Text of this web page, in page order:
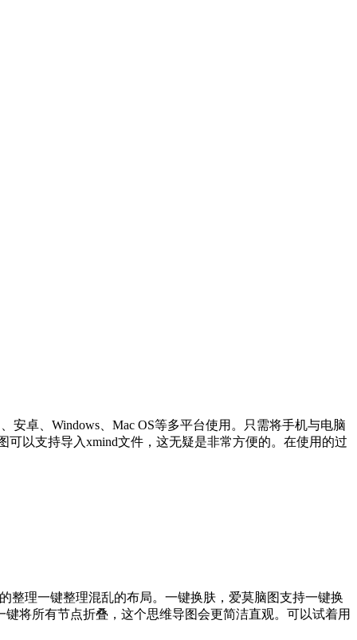
卓、Windows、Mac OS等多平台使用。只需将手机与电脑
以支持导入xmind文件，这无疑是非常方便的。在使用的过
整理一键整理混乱的布局。一键换肤，爱莫脑图支持一键换
将所有节点折叠，这个思维导图会更简洁直观。可以试着用